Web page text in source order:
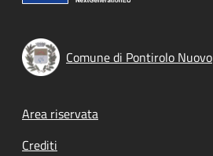
Comune di Pontirolo Nuovo
Footer menu
Area riservata
Crediti